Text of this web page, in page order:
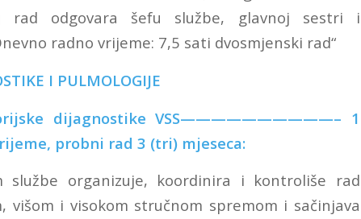
odgovara šefu službe, glavnoj sestri i
radno vrijeme: 7,5 sati dvosmjenski rad“
I PULMOLOGIJE
dijagnostike VSS——————————– 1
probni rad 3 (tri) mjeseca:
službe organizuje, koordinira i kontroliše rad
višom i visokom stručnom spremom i sačinjava